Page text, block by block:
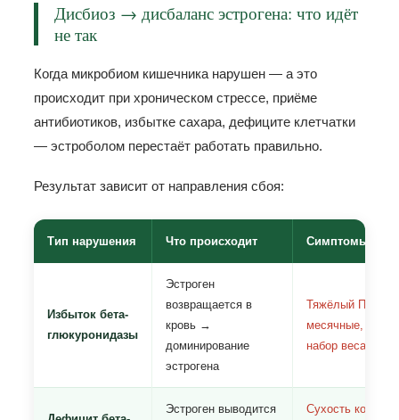
Дисбиоз → дисбаланс эстрогена: что идёт
не так
Когда микробиом кишечника нарушен — а это
происходит при хроническом стрессе, приёме
антибиотиков, избытке сахара, дефиците клетчатки
— эстроболом перестаёт работать правильно.
Результат зависит от направления сбоя:
Тип нарушения Что происходит Симптомы
Избыток бета-
глюкуронидазы
Эстроген
возвращается в
кровь →
доминирование
эстрогена
Тяжёлый ПМС,
месячные,
набор веса в
Эстроген выводится Сухость кожи и